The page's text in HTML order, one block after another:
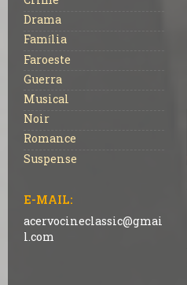
Drama
Família
Faroeste
Guerra
Musical
Noir
Romance
Suspense
E-MAIL:
acervocineclassic@gmai
l.com